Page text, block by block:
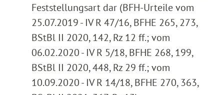
Feststellungsart dar (BFH-Urteile vom
25.07.2019 - IV R 47/16, BFHE 265, 273,
BStBl II 2020, 142, Rz 12 ff.; vom
06.02.2020 - IV R 5/18, BFHE 268, 199,
BStBl II 2020, 448, Rz 29 ff.; vom
10.09.2020 - IV R 14/18, BFHE 270, 363,